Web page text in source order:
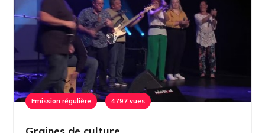
Emission régulière 4797 vues